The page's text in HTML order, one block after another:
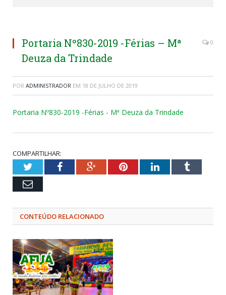
Portaria Nº830-2019 -Férias – Mª
Deuza da Trindade
0
POR ADMINISTRADOR EM 18 DE JULHO DE 2019
Portaria Nº830-2019 -Férias - Mª Deuza da Trindade
COMPARTILHAR:
TwitterFacebookGoogle+PinterestLinkedInTumblr
Email
CONTEÚDO RELACIONADO